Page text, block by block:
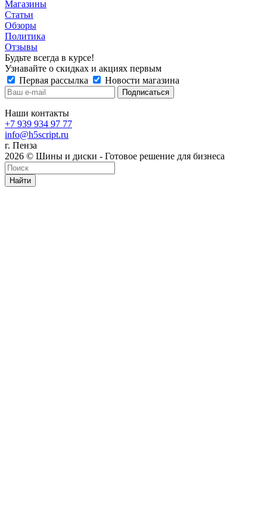
Магазины
Статьи
Обзоры
Политика
Отзывы
Будьте всегда в курсе!
Узнавайте о скидках и акциях первым
Первая рассылка
Новости магазина
Наши контакты
+7 939 934 97 77
info@h5script.ru
г. Пенза
2026 © Шины и диски - Готовое решение для бизнеса
Найти